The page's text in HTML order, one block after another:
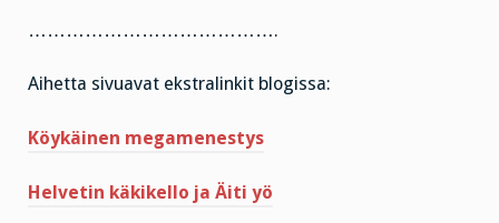
………………………………….
Aihetta sivuavat ekstralinkit blogissa:
Köykäinen megamenestys
Helvetin käkikello ja Äiti yö